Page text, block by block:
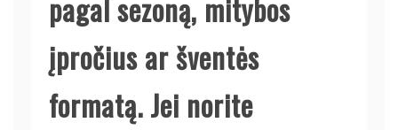
pagal sezoną, mitybos
įpročius ar šventės
formatą. Jei norite